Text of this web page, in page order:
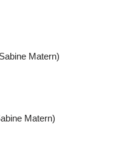
Matern)
Matern)